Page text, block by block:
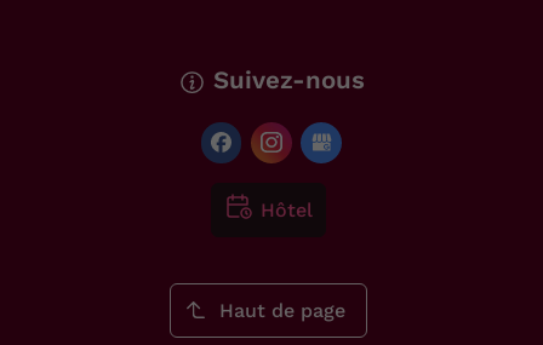
Suivez-nous
Hôtel
Haut de page